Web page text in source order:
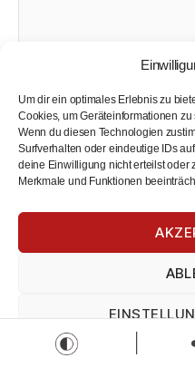
Um dir ein optimales Erlebnis zu
Cookies, um Geräteinformationen
Wenn du diesen Technologien
Surfverhalten oder eindeutige IDs
deine Einwilligung nicht erteilst oder
Merkmale und Funktionen
Impressum